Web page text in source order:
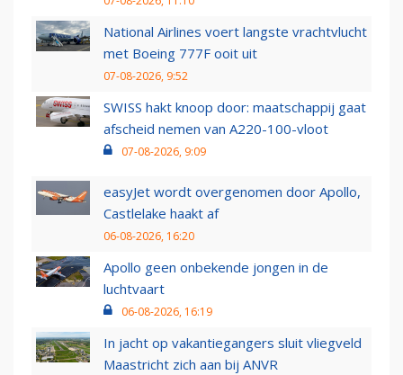
National Airlines voert langste vrachtvlucht
met Boeing 777F ooit uit
07-08-2026, 9:52
SWISS hakt knoop door: maatschappij gaat
afscheid nemen van A220-100-vloot
07-08-2026, 9:09
easyJet wordt overgenomen door Apollo,
Castlelake haakt af
06-08-2026, 16:20
Apollo geen onbekende jongen in de
luchtvaart
06-08-2026, 16:19
In jacht op vakantiegangers sluit vliegveld
Maastricht zich aan bij ANVR